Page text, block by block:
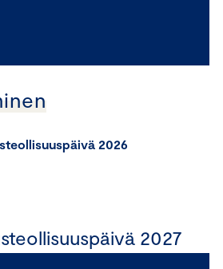
2026
2027